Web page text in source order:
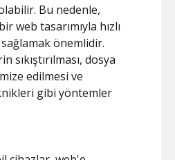
Bu nedenle,
web tasarımıyla hızlı
önemlidir.
sıkıştırılması, dosya
edilmesi ve
gibi yöntemler